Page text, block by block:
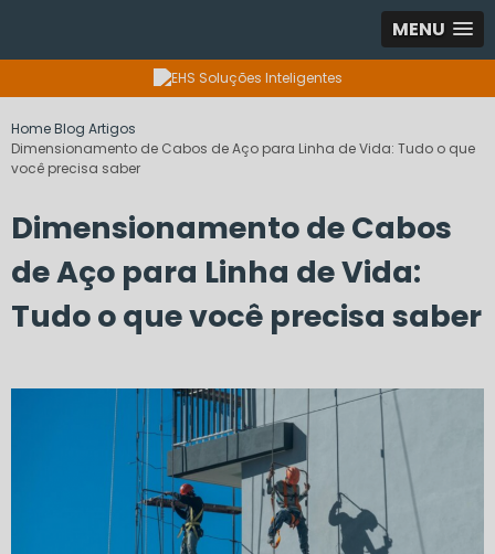
MENU
HomeBlog Artigos
Dimensionamento de Cabos de Aço para Linha de Vida: Tudo o que
você precisa saber
Dimensionamento de Cabos
de Aço para Linha de Vida:
Tudo o que você precisa saber